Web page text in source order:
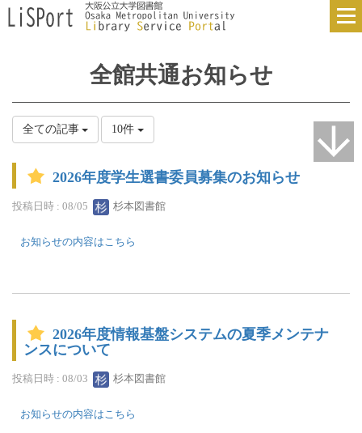
全館共通お知らせ
全ての記事 10件
2026年度学生選書委員募集のお知らせ
投稿日時 : 08/05 杉本図書館
お知らせの内容はこちら
2026年度情報基盤システムの夏季メンテナ
ンスについて
投稿日時 : 08/03 杉本図書館
お知らせの内容はこちら